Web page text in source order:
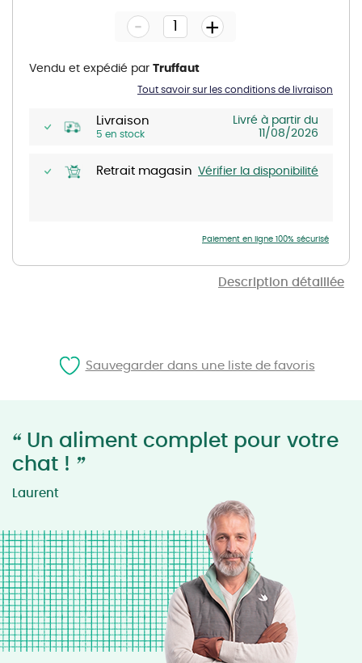
Description détaillée
gallery
Livraison
5 en stock
Livré à partir du
11/08/2026
Retrait magasin Vérifier la disponibilité
- +
Tout savoir sur les conditions de livraison
Vendu et expédié par Truffaut
Paiement en ligne 100% sécurisé
“ Un aliment complet pour votre
chat ! ”
Laurent
Sauvegarder dans une liste de favoris